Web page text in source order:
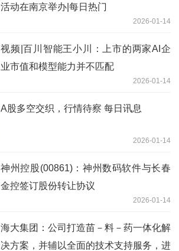
活动在南京举办|每日热门
2026-01-14
视频|百川智能王小川：上市的两家AI企
业市值和模型能力并不匹配
2026-01-14
A股多空交织，行情待察 每日讯息
2026-01-14
神州控股(00861)：神州数码软件与长春
金控签订股份转让协议
2026-01-14
海大集团：公司打造苗－料－药一体化解
决方案，并辅以全面的技术支持服务，进